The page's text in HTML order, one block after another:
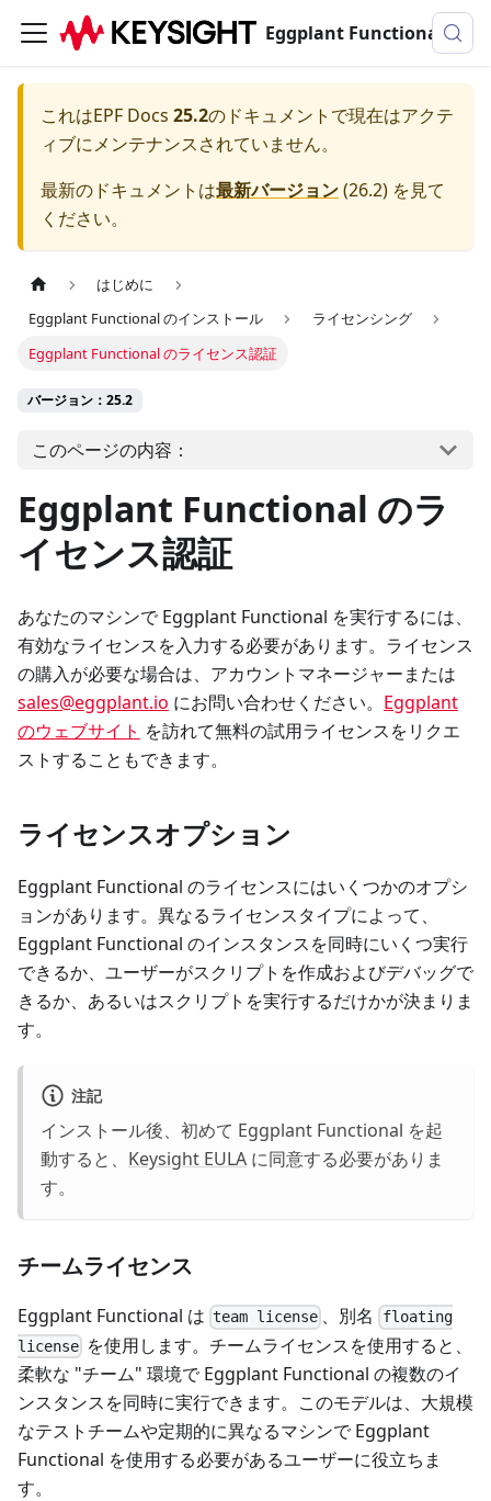
Eggplant Functionalのドキュメンテーション
これはEPF Docs 25.2のドキュメントで現在はアクテ
ィブにメンテナンスされていません。
最新のドキュメントは最新バージョン(26.2) を見て
ください。
はじめに
Eggplant Functional のインストール
ライセンシング
Eggplant Functional のライセンス認証
バージョン：25.2
このページの内容：
Eggplant Functional のラ
イセンス認証
あなたのマシンで Eggplant Functional を実行するには、
有効なライセンスを入力する必要があります。ライセンス
の購入が必要な場合は、アカウントマネージャーまたは
sales@eggplant.io にお問い合わせください。 Eggplant
のウェブサイト を訪れて無料の試用ライセンスをリクエ
ストすることもできます。
ライセンスオプション
Eggplant Functional のライセンスにはいくつかのオプシ
ョンがあります。異なるライセンスタイプによって、
Eggplant Functional のインスタンスを同時にいくつ実行
できるか、ユーザーがスクリプトを作成およびデバッグで
きるか、あるいはスクリプトを実行するだけかが決まりま
す。
注記
インストール後、初めて Eggplant Functional を起
動すると、 Keysight EULA に同意する必要がありま
す。
チームライセンス
Eggplant Functional は team license 、別名 floating
license を使用します。チームライセンスを使用すると、
柔軟な "チーム" 環境で Eggplant Functional の複数のイ
ンスタンスを同時に実行できます。このモデルは、大規模
なテストチームや定期的に異なるマシンで Eggplant
Functional を使用する必要があるユーザーに役立ちま
す。